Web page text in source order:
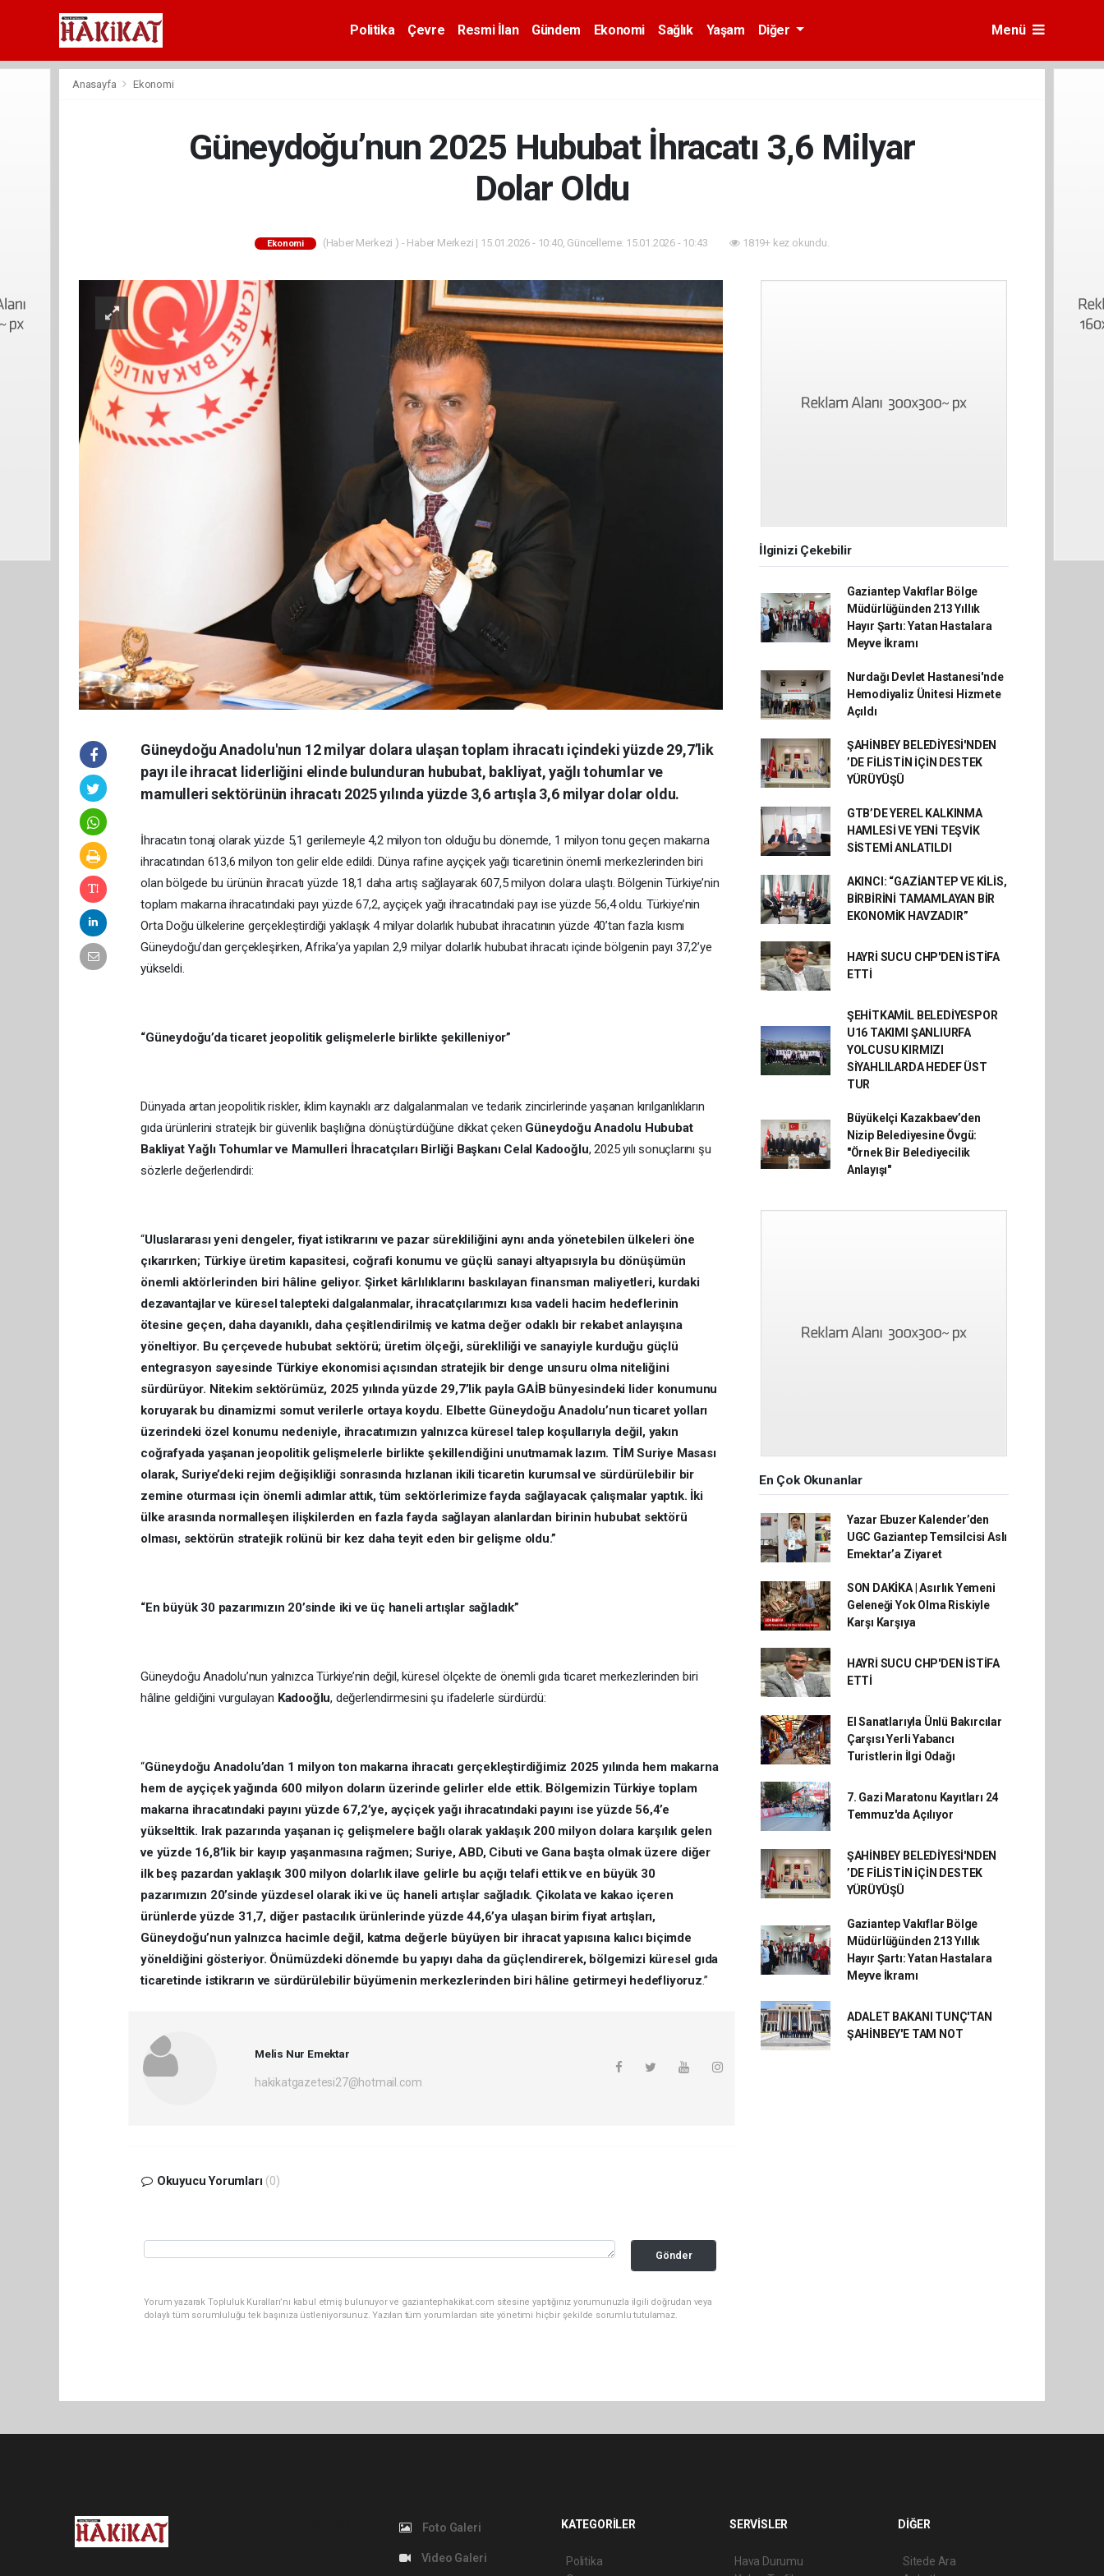
Politika Çevre Resmi İlan Gündem Ekonomi Sağlık Yaşam Diğer Menü
Anasayfa Ekonomi
Güneydoğu’nun 2025 Hububat İhracatı 3,6 Milyar
Dolar Oldu
Ekonomi (Haber Merkezi ) - Haber Merkezi | 15.01.2026 - 10:40, Güncelleme: 15.01.2026 - 10:43 1819+ kez okundu.
Güneydoğu Anadolu'nun 12 milyar dolara ulaşan toplam ihracatı içindeki yüzde 29,7’lik
payı ile ihracat liderliğini elinde bulunduran hububat, bakliyat, yağlı tohumlar ve
mamulleri sektörünün ihracatı 2025 yılında yüzde 3,6 artışla 3,6 milyar dolar oldu.
İhracatın tonaj olarak yüzde 5,1 gerilemeyle 4,2 milyon ton olduğu bu dönemde, 1 milyon tonu geçen makarna
ihracatından 613,6 milyon ton gelir elde edildi. Dünya rafine ayçiçek yağı ticaretinin önemli merkezlerinden biri
olan bölgede bu ürünün ihracatı yüzde 18,1 daha artış sağlayarak 607,5 milyon dolara ulaştı. Bölgenin Türkiye’nin
toplam makarna ihracatındaki payı yüzde 67,2, ayçiçek yağı ihracatındaki payı ise yüzde 56,4 oldu. Türkiye’nin
Orta Doğu ülkelerine gerçekleştirdiği yaklaşık 4 milyar dolarlık hububat ihracatının yüzde 40’tan fazla kısmı
Güneydoğu’dan gerçekleşirken, Afrika’ya yapılan 2,9 milyar dolarlık hububat ihracatı içinde bölgenin payı 37,2’ye
yükseldi.
“Güneydoğu’da ticaret jeopolitik gelişmelerle birlikte şekilleniyor”
Dünyada artan jeopolitik riskler, iklim kaynaklı arz dalgalanmaları ve tedarik zincirlerinde yaşanan kırılganlıkların
gıda ürünlerini stratejik bir güvenlik başlığına dönüştürdüğüne dikkat çeken Güneydoğu Anadolu Hububat
Bakliyat Yağlı Tohumlar ve Mamulleri İhracatçıları Birliği Başkanı Celal Kadooğlu, 2025 yılı sonuçlarını şu
sözlerle değerlendirdi:
“Uluslararası yeni dengeler, fiyat istikrarını ve pazar sürekliliğini aynı anda yönetebilen ülkeleri öne
çıkarırken; Türkiye üretim kapasitesi, coğrafi konumu ve güçlü sanayi altyapısıyla bu dönüşümün
önemli aktörlerinden biri hâline geliyor. Şirket kârlılıklarını baskılayan finansman maliyetleri, kurdaki
dezavantajlar ve küresel talepteki dalgalanmalar, ihracatçılarımızı kısa vadeli hacim hedeflerinin
ötesine geçen, daha dayanıklı, daha çeşitlendirilmiş ve katma değer odaklı bir rekabet anlayışına
yöneltiyor. Bu çerçevede hububat sektörü; üretim ölçeği, sürekliliği ve sanayiyle kurduğu güçlü
entegrasyon sayesinde Türkiye ekonomisi açısından stratejik bir denge unsuru olma niteliğini
sürdürüyor. Nitekim sektörümüz, 2025 yılında yüzde 29,7’lik payla GAİB bünyesindeki lider konumunu
koruyarak bu dinamizmi somut verilerle ortaya koydu. Elbette Güneydoğu Anadolu’nun ticaret yolları
üzerindeki özel konumu nedeniyle, ihracatımızın yalnızca küresel talep koşullarıyla değil, yakın
coğrafyada yaşanan jeopolitik gelişmelerle birlikte şekillendiğini unutmamak lazım. TİM Suriye Masası
olarak, Suriye’deki rejim değişikliği sonrasında hızlanan ikili ticaretin kurumsal ve sürdürülebilir bir
zemine oturması için önemli adımlar attık, tüm sektörlerimize fayda sağlayacak çalışmalar yaptık. İki
ülke arasında normalleşen ilişkilerden en fazla fayda sağlayan alanlardan birinin hububat sektörü
olması, sektörün stratejik rolünü bir kez daha teyit eden bir gelişme oldu.”
“En büyük 30 pazarımızın 20’sinde iki ve üç haneli artışlar sağladık”
Güneydoğu Anadolu’nun yalnızca Türkiye’nin değil, küresel ölçekte de önemli gıda ticaret merkezlerinden biri
hâline geldiğini vurgulayan Kadooğlu, değerlendirmesini şu ifadelerle sürdürdü:
“Güneydoğu Anadolu’dan 1 milyon ton makarna ihracatı gerçekleştirdiğimiz 2025 yılında hem makarna
hem de ayçiçek yağında 600 milyon doların üzerinde gelirler elde ettik. Bölgemizin Türkiye toplam
makarna ihracatındaki payını yüzde 67,2’ye, ayçiçek yağı ihracatındaki payını ise yüzde 56,4’e
yükselttik. Irak pazarında yaşanan iç gelişmelere bağlı olarak yaklaşık 200 milyon dolara karşılık gelen
ve yüzde 16,8’lik bir kayıp yaşanmasına rağmen; Suriye, ABD, Cibuti ve Gana başta olmak üzere diğer
ilk beş pazardan yaklaşık 300 milyon dolarlık ilave gelirle bu açığı telafi ettik ve en büyük 30
pazarımızın 20’sinde yüzdesel olarak iki ve üç haneli artışlar sağladık. Çikolata ve kakao içeren
ürünlerde yüzde 31,7, diğer pastacılık ürünlerinde yüzde 44,6’ya ulaşan birim fiyat artışları,
Güneydoğu’nun yalnızca hacimle değil, katma değerle büyüyen bir ihracat yapısına kalıcı biçimde
yöneldiğini gösteriyor. Önümüzdeki dönemde bu yapıyı daha da güçlendirerek, bölgemizi küresel gıda
ticaretinde istikrarın ve sürdürülebilir büyümenin merkezlerinden biri hâline getirmeyi hedefliyoruz.”
Melis Nur Emektar
hakikatgazetesi27@hotmail.com
Okuyucu Yorumları (0)
Gönder
Yorum yazarak Topluluk Kuralları’nı kabul etmiş bulunuyor ve gaziantephakikat.com sitesine yaptığınız yorumunuzla ilgili doğrudan veya
dolaylı tüm sorumluluğu tek başınıza üstleniyorsunuz. Yazılan tüm yorumlardan site yönetimi hiçbir şekilde sorumlu tutulamaz.
İlginizi Çekebilir
Gaziantep Vakıflar Bölge
Müdürlüğünden 213 Yıllık
Hayır Şartı: Yatan Hastalara
Meyve İkramı
Nurdağı Devlet Hastanesi'nde
Hemodiyaliz Ünitesi Hizmete
Açıldı
ŞAHİNBEY BELEDİYESİ'NDEN
’DE FİLİSTİN İÇİN DESTEK
YÜRÜYÜŞÜ
GTB’DE YEREL KALKINMA
HAMLESİ VE YENİ TEŞVİK
SİSTEMİ ANLATILDI
AKINCI: “GAZİANTEP VE KİLİS,
BİRBİRİNİ TAMAMLAYAN BİR
EKONOMİK HAVZADIR”
HAYRİ SUCU CHP'DEN İSTİFA
ETTİ
ŞEHİTKAMİL BELEDİYESPOR
U16 TAKIMI ŞANLIURFA
YOLCUSU KIRMIZI
SİYAHLILARDA HEDEF ÜST
TUR
Büyükelçi Kazakbaev’den
Nizip Belediyesine Övgü:
"Örnek Bir Belediyecilik
Anlayışı"
En Çok Okunanlar
Yazar Ebuzer Kalender’den
UGC Gaziantep Temsilcisi Aslı
Emektar’a Ziyaret
SON DAKİKA | Asırlık Yemeni
Geleneği Yok Olma Riskiyle
Karşı Karşıya
HAYRİ SUCU CHP'DEN İSTİFA
ETTİ
El Sanatlarıyla Ünlü Bakırcılar
Çarşısı Yerli Yabancı
Turistlerin İlgi Odağı
7. Gazi Maratonu Kayıtları 24
Temmuz'da Açılıyor
ŞAHİNBEY BELEDİYESİ'NDEN
’DE FİLİSTİN İÇİN DESTEK
YÜRÜYÜŞÜ
Gaziantep Vakıflar Bölge
Müdürlüğünden 213 Yıllık
Hayır Şartı: Yatan Hastalara
Meyve İkramı
ADALET BAKANI TUNÇ'TAN
ŞAHİNBEY'E TAM NOT
Foto Galeri
Video Galeri
KATEGORİLER
Politika
SERVİSLER
Hava Durumu
DİĞER
Sitede Ara